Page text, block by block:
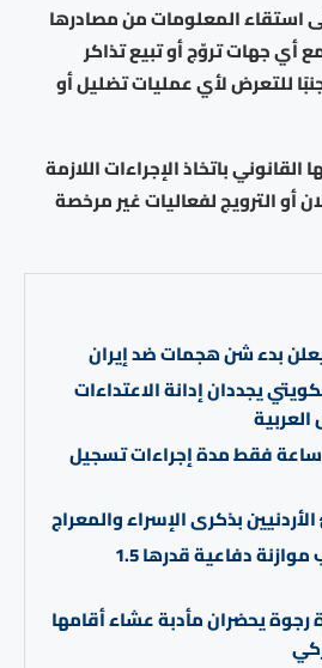
استقاء المعلومات من مصادرها
أي جهات تروّج أو تبيع تذاكر
للتعرض لأي عمليات تضليل أو
باتخاذ الإجراءات اللازمة
أو الترويج لفعاليات غير مرخصة
بدء شن هجمات ضد إيران
يجددان إدانة الاعتداءات
العربية
فقط مدة إجراءات تسجيل
بذكرى الإسراء والمعراج
البيت الأبيض يطلب موازنة دفاعية قدرها 1.5
رجوة يحضران مأدبة عشاء أقامها